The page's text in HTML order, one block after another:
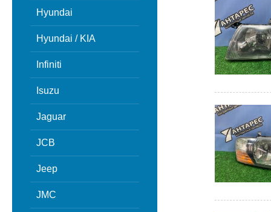
Hyundai
Hyundai / KIA
Infiniti
Isuzu
Jaguar
JCB
Jeep
JMC